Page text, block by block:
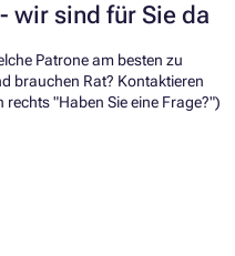
wir sind für Sie da
Patrone am besten zu
brauchen Rat? Kontaktieren
"Haben Sie eine Frage?")